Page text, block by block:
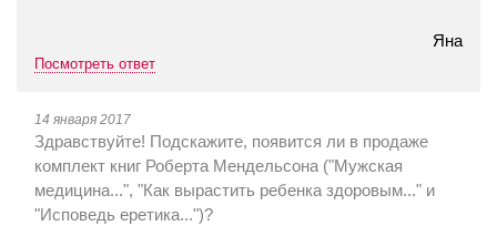
Яна
Посмотреть ответ
14 января 2017
Здравствуйте! Подскажите, появится ли в продаже
комплект книг Роберта Мендельсона ("Мужская
медицина...", "Как вырастить ребенка здоровым..." и
"Исповедь еретика...")?